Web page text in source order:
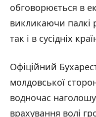
обговорюється в
викликаючи палкі
так і в сусідніх
Офіційний
молдовської
водночас
врахування волі